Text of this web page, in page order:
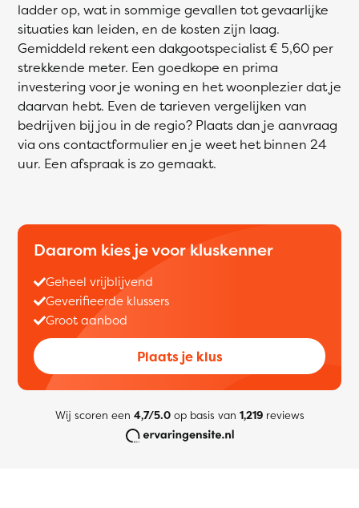
ladder op, wat in sommige gevallen tot gevaarlijke
situaties kan leiden, en de kosten zijn laag.
Gemiddeld rekent een dakgootspecialist € 5,60 per
strekkende meter. Een goedkope en prima
investering voor je woning en het woonplezier dat je
daarvan hebt. Even de tarieven vergelijken van
bedrijven bij jou in de regio? Plaats dan je aanvraag
via ons contactformulier en je weet het binnen 24
uur. Een afspraak is zo gemaakt.
Daarom kies je voor kluskenner
Geheel vrijblijvend
Geverifieerde klussers
Groot aanbod
Plaats je klus
Wij scoren een 4,7/5.0op basis van 1,219reviews